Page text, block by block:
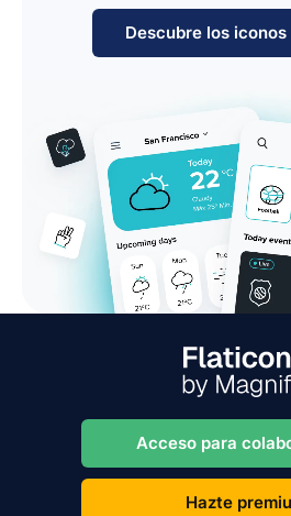
Descubre los iconos
Acceso para
Hazte